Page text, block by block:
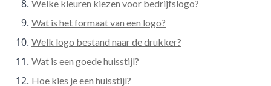
Welke kleuren kiezen voor bedrijfslogo?
Wat is het formaat van een logo?
Welk logo bestand naar de drukker?
Wat is een goede huisstijl?
Hoe kies je een huisstijl?